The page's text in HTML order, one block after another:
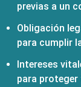
previas a un
Obligación
para cumplir
Intereses
para